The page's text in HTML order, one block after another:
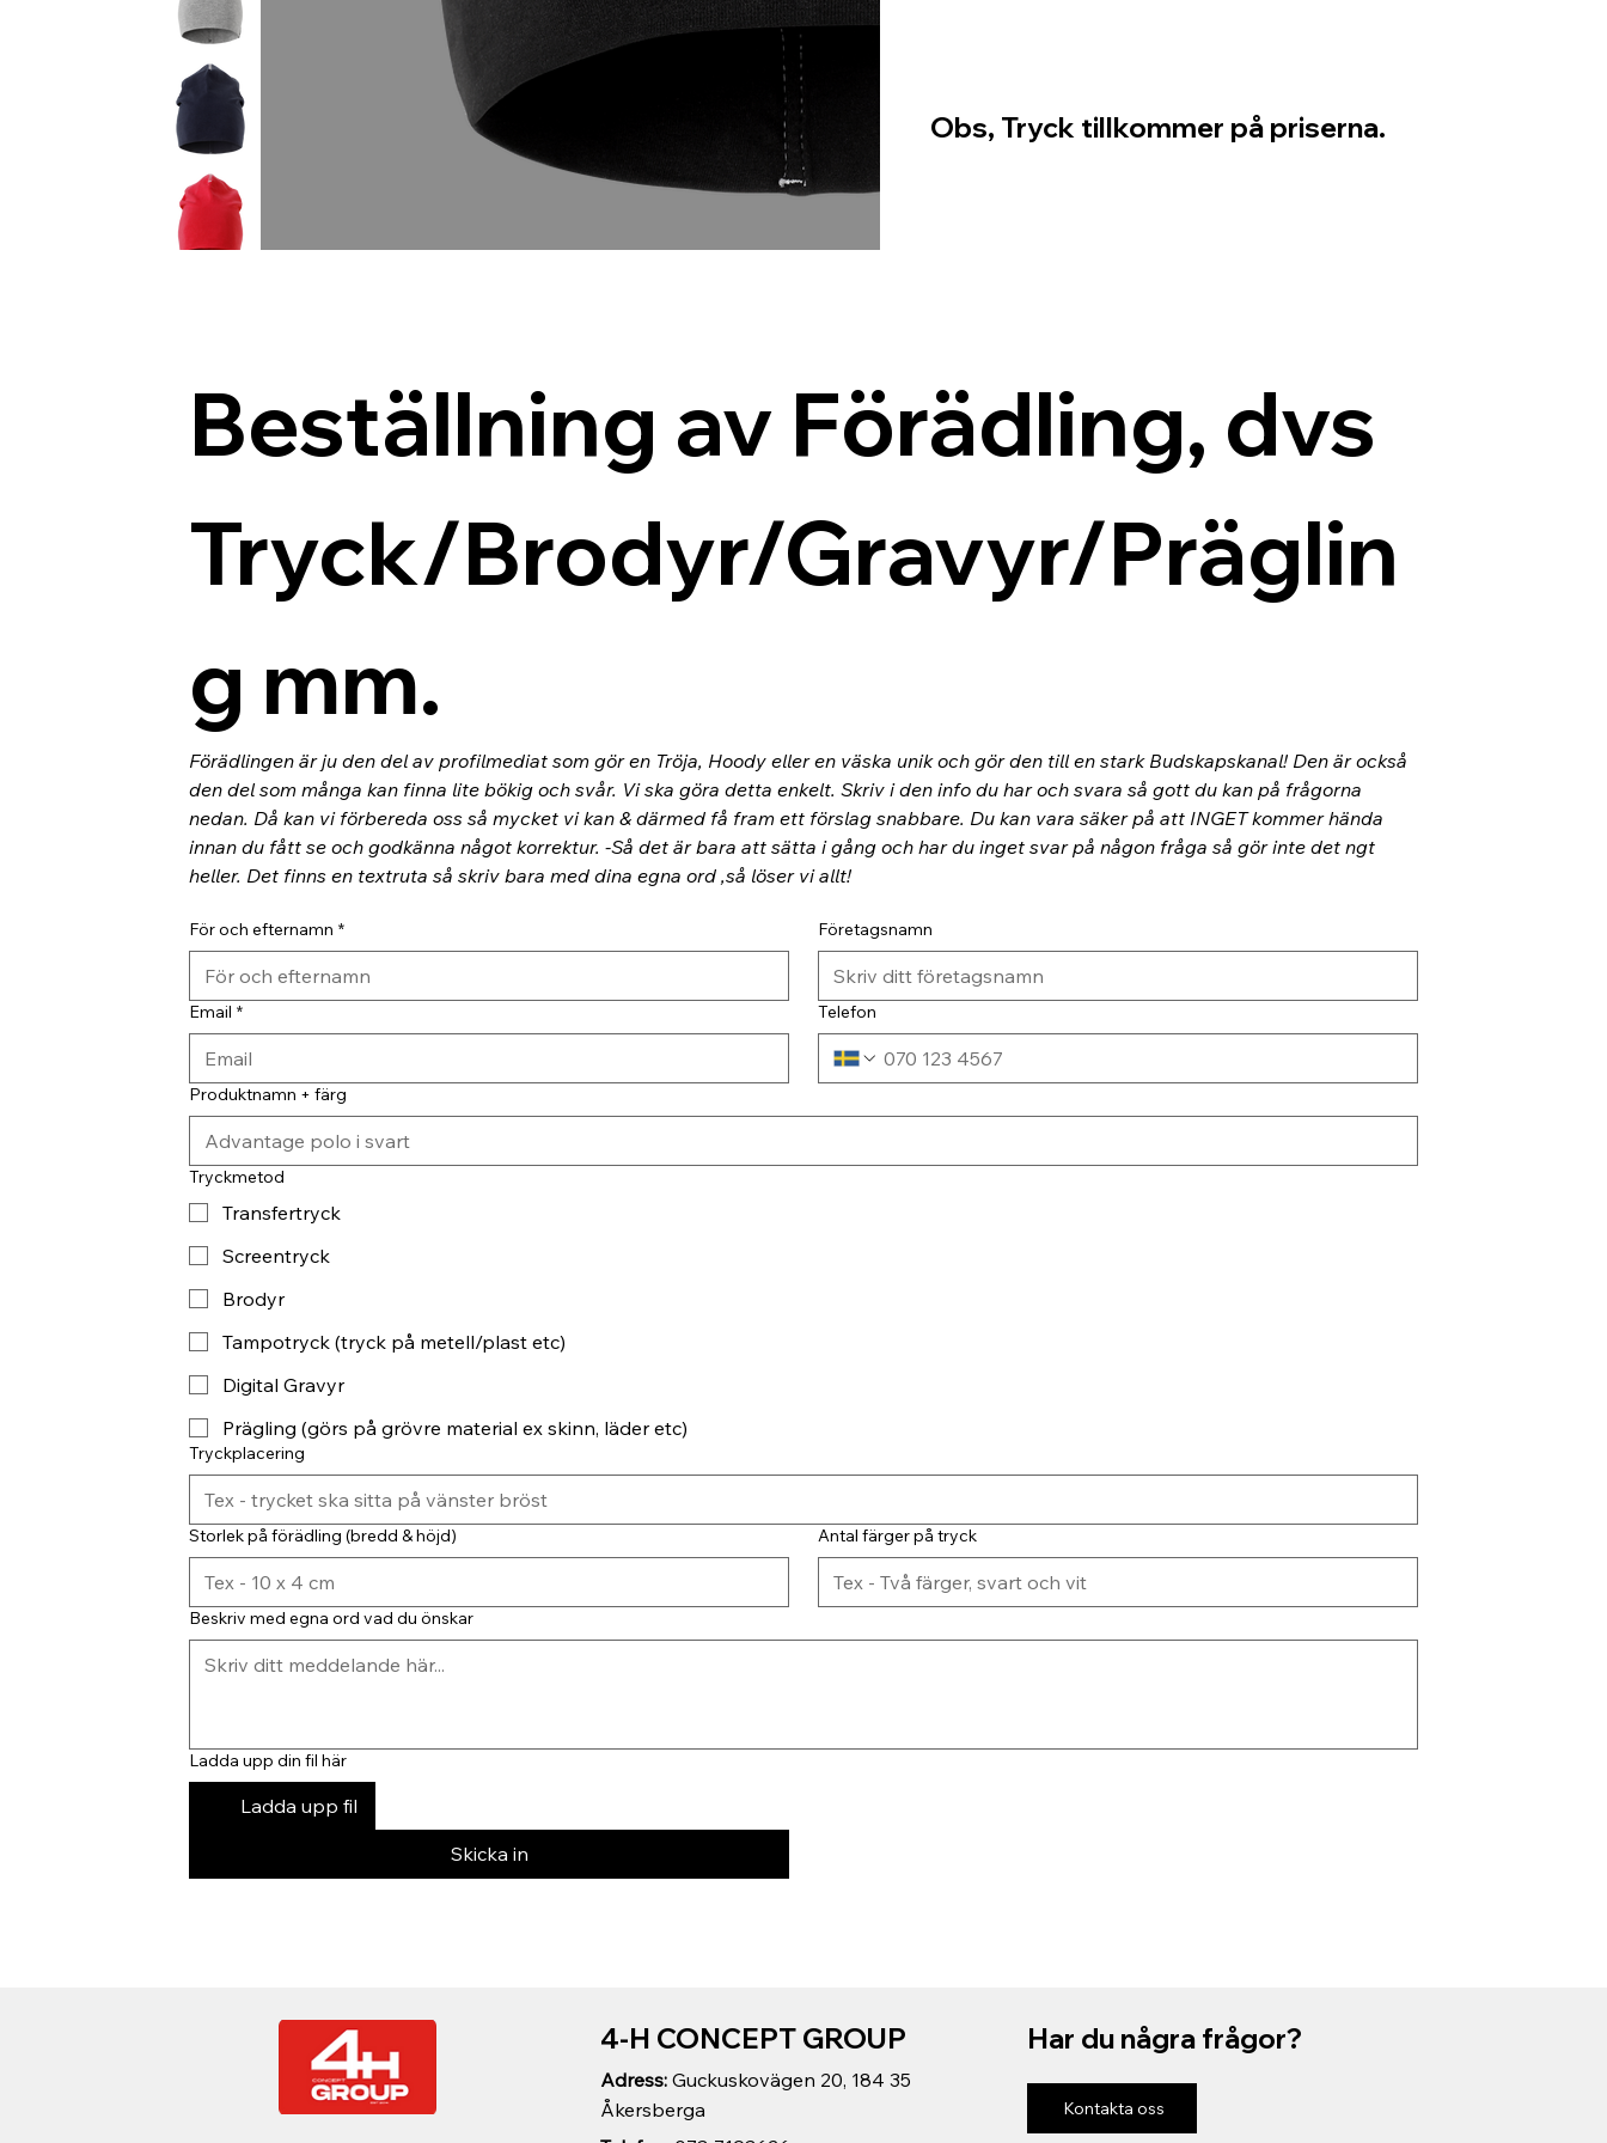
Obs, Tryck tillkommer på priserna.
Beställning av Förädling, dvs
Tryck/Brodyr/Gravyr/Präglin
g mm.
Förädlingen är ju den del av profilmediat som gör en Tröja, Hoody eller en väska unik och gör den till en stark Budskapskanal! Den är också
den del som många kan finna lite bökig och svår. Vi ska göra detta enkelt. Skriv i den info du har och svara så gott du kan på frågorna
nedan. Då kan vi förbereda oss så mycket vi kan & därmed få fram ett förslag snabbare. Du kan vara säker på att INGET kommer hända
innan du fått se och godkänna något korrektur. -Så det är bara att sätta i gång och har du inget svar på någon fråga så gör inte det ngt
heller. Det finns en textruta så skriv bara med dina egna ord ,så löser vi allt!
För och efternamn * Företagsnamn
Email * Telefon
Produktnamn + färg
Tryckmetod
Transfertryck
Screentryck
Brodyr
Tampotryck (tryck på metell/plast etc)
Digital Gravyr
Prägling (görs på grövre material ex skinn, läder etc)
Tryckplacering
Storlek på förädling (bredd & höjd) Antal färger på tryck
Beskriv med egna ord vad du önskar
Ladda upp din fil här
Ladda upp fil
Skicka in
Adress: Guckuskovägen 20, 184 35
Åkersberga
4-H CONCEPT GROUP Har du några frågor?
Kontakta oss